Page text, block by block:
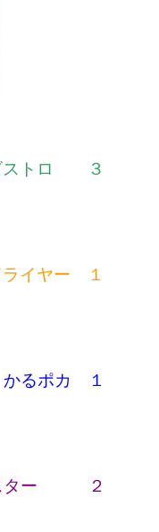
トロ　　３
イヤー　１
るポカ　１
ー　　　２